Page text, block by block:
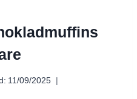
11/09/2025